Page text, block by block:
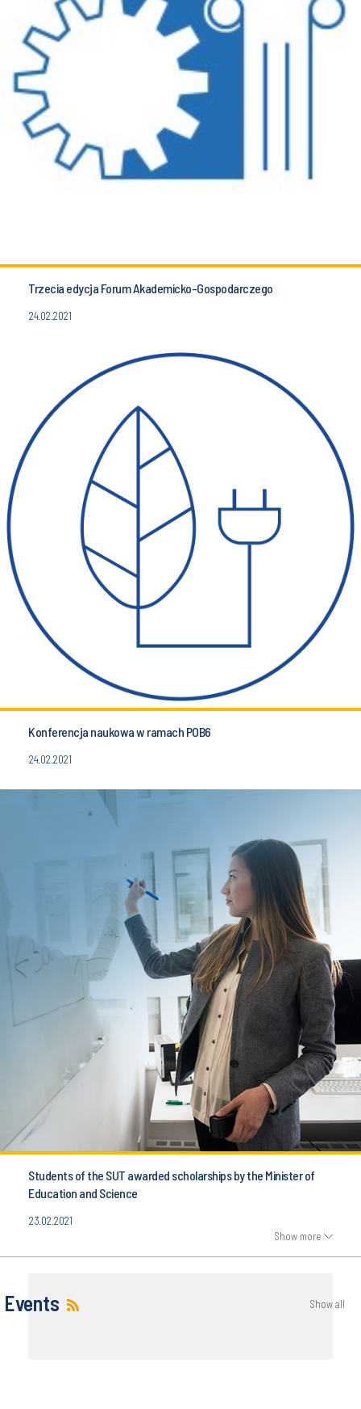
Trzecia edycja Forum Akademicko-Gospodarczego
24.02.2021
Konferencja naukowa w ramach POB6
24.02.2021
Students of the SUT awarded scholarships by the Minister of
Education and Science
23.02.2021
Show more
Events Show all